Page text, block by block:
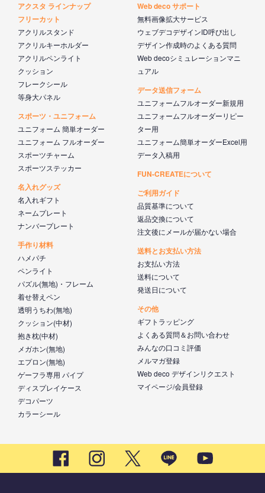
アクスタ ラインナップ
フリーカット
アクリルスタンド
アクリルキーホルダー
アクリルペンライト
クッション
フレークシール
等身大パネル
スポーツ・ユニフォーム
ユニフォーム 簡単オーダー
ユニフォーム フルオーダー
スポーツチャーム
スポーツステッカー
名入れグッズ
名入れギフト
ネームプレート
ナンバープレート
手作り材料
ハメパチ
ペンライト
パズル(無地)・フレーム
着せ替えペン
透明うちわ(無地)
クッション(中材)
抱き枕(中材)
メガホン(無地)
エプロン(無地)
ゲーフラ専用 パイプ
ディスプレイケース
デコパーツ
カラーシール
Web deco サポート
無料画像拡大サービス
ウェブデコデザインID呼び出し
デザイン作成時のよくある質問
Web decoシミュレーションマニ
ュアル
データ送信フォーム
ユニフォームフルオーダー新規用
ユニフォームフルオーダーリピー
ター用
ユニフォーム簡単オーダーExcel用
データ入稿用
FUN-CREATEについて
ご利用ガイド
品質基準について
返品交換について
注文後にメールが届かない場合
送料とお支払い方法
お支払い方法
送料について
発送日について
その他
ギフトラッピング
よくある質問＆お問い合わせ
みんなの口コミ評価
メルマガ登録
Web deco デザインリクエスト
マイページ/会員登録